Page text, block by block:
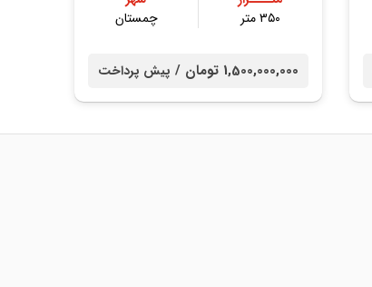
۳۵۰ متر
چمستان
1,500,000,000 تومان / پیش پرداخت